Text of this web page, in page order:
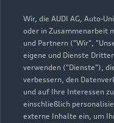
Wir, die AUDI AG, Auto-
oder in Zusammenarbeit
und Partnern ("Wir",
eigene und Dienste
verwenden ("Dienste"),
verbessern, den
und auf Ihre Interessen
einschließlich
externe Inhalte ein, um